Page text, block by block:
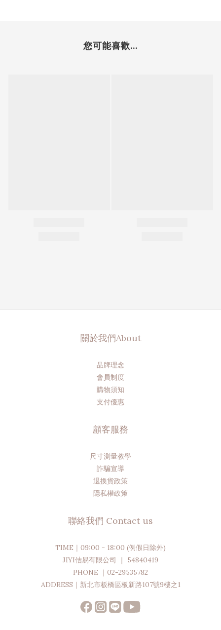
您可能喜歡...
關於我們About
品牌理念
會員制度
購物須知
支付優惠
顧客服務
尺寸測量教學
詐騙宣導
退換貨政策
隱私權政策
聯絡我們 Contact us
TIME｜09:00 - 18:00 (例假日除外)
JIYI佶易有限公司 ｜ 54840419
PHONE ｜02-29535782
ADDRESS｜新北市板橋區板新路107號9樓之1